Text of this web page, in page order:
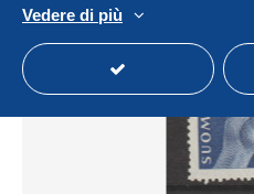
Vedere di più